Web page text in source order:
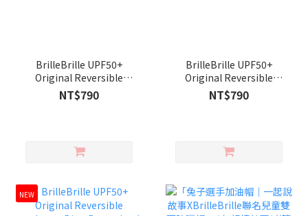
BrilleBrille UPF50+
Original Reversible
NT$790
BrilleBrille UPF50+
Original Reversible
sunhats -Fantasy
Dreamland
NT$790
NEW